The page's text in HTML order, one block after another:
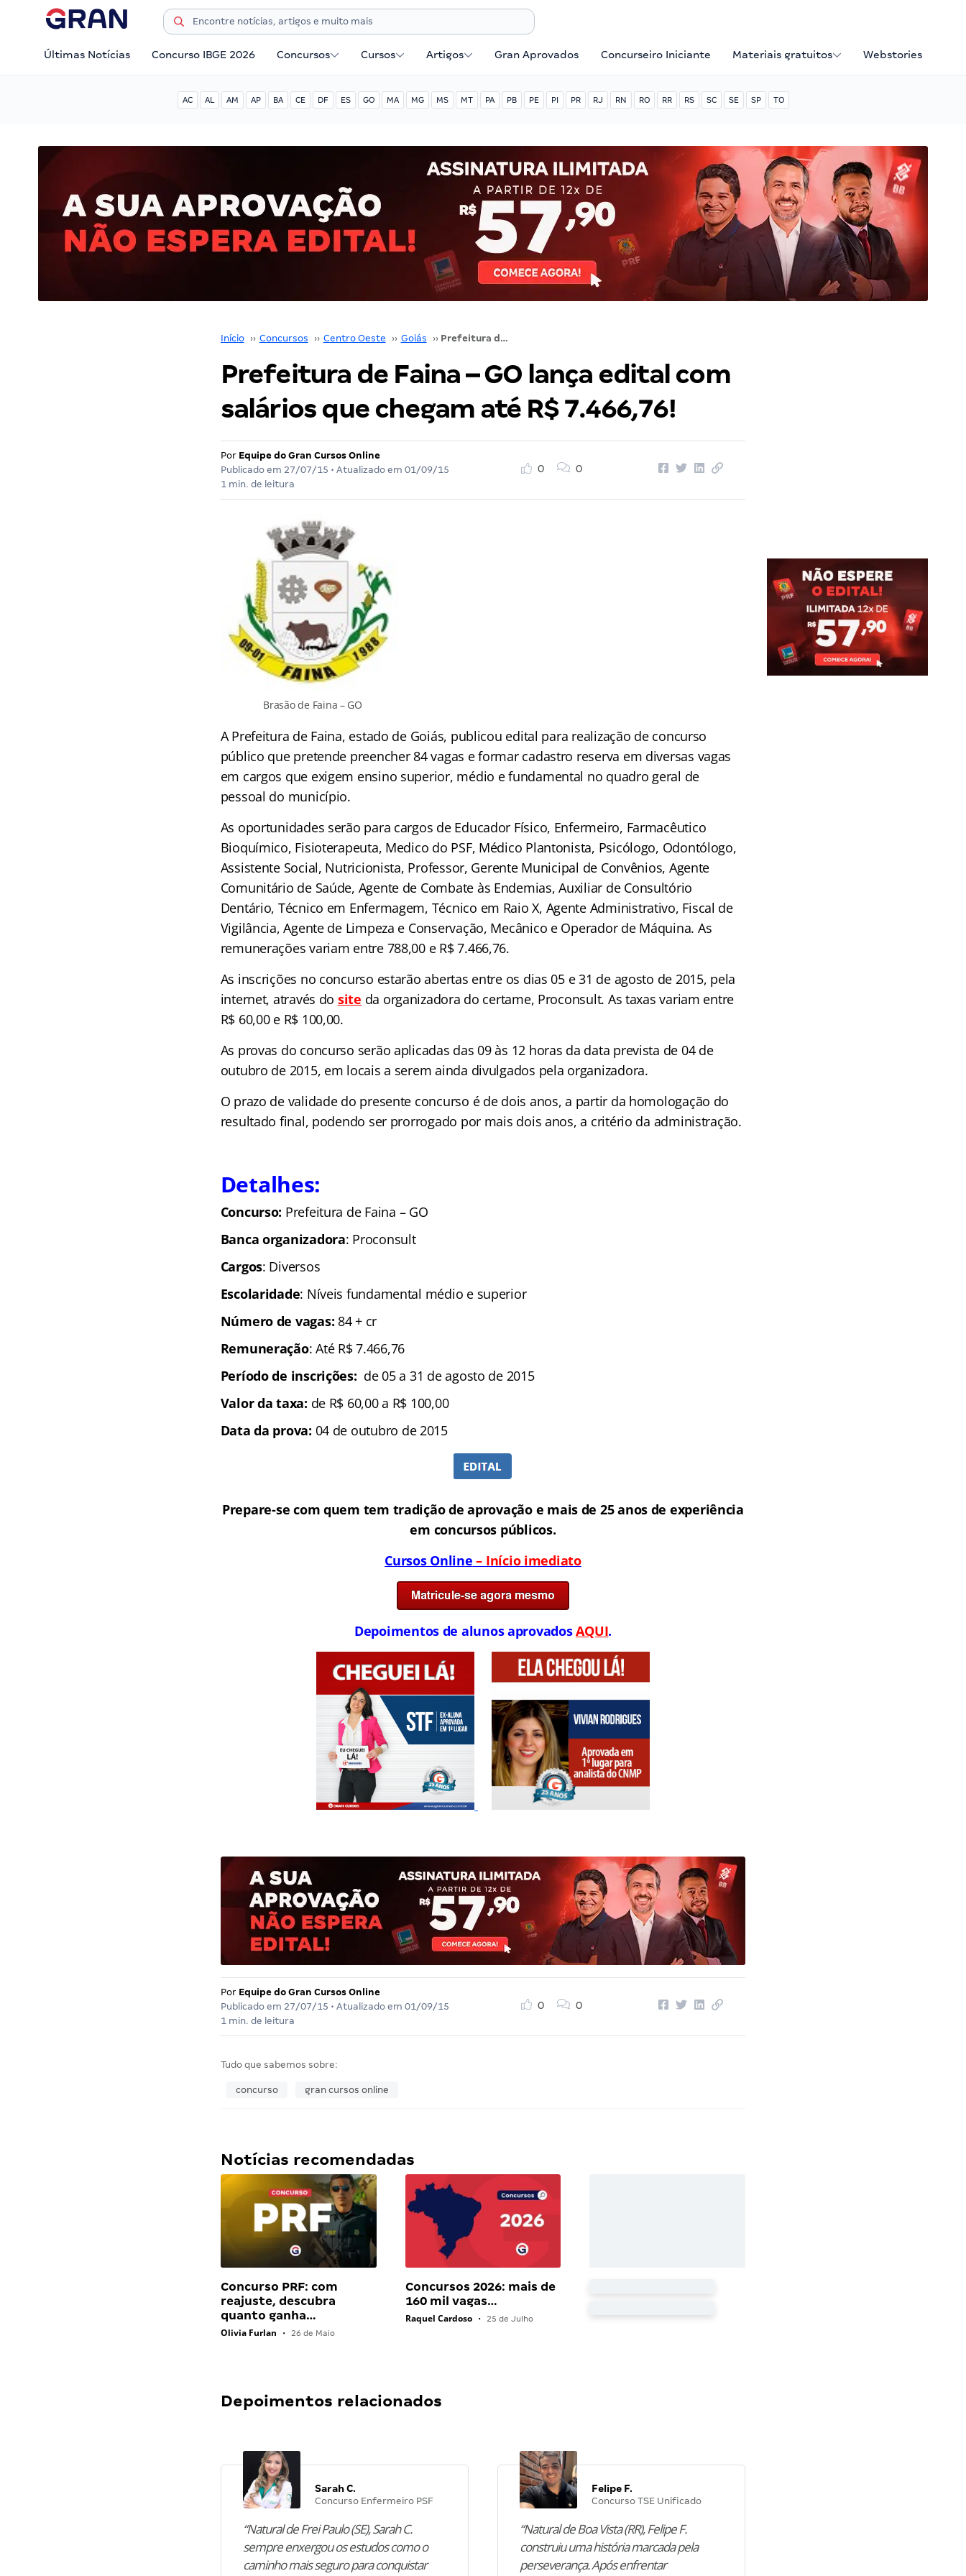
Últimas Notícias Concurso IBGE 2026 Concursos Cursos Artigos Gran Aprovados Concurseiro Iniciante Materiais gratuitos Webstories
AC AL AM AP BA CE DF ES GO MA MG MS MT PA PB PE PI PR RJ RN RO RR RS SC SE SP TO
Início ›› Concursos ›› Centro Oeste ›› Goiás ›› Prefeitura de Faina – GO lança edital com salários que chegam até R$ 7.466,76!
Prefeitura de Faina – GO lança edital com
salários que chegam até R$ 7.466,76!
Por Equipe do Gran Cursos Online
Publicado em 27/07/15 • Atualizado em 01/09/15
1 min. de leitura
0 0
Brasão de Faina – GO
A Prefeitura de Faina, estado de Goiás, publicou edital para realização de concurso
público que pretende preencher 84 vagas e formar cadastro reserva em diversas vagas
em cargos que exigem ensino superior, médio e fundamental no quadro geral de
pessoal do município.
As oportunidades serão para cargos de Educador Físico, Enfermeiro, Farmacêutico
Bioquímico, Fisioterapeuta, Medico do PSF, Médico Plantonista, Psicólogo, Odontólogo,
Assistente Social, Nutricionista, Professor, Gerente Municipal de Convênios, Agente
Comunitário de Saúde, Agente de Combate às Endemias, Auxiliar de Consultório
Dentário, Técnico em Enfermagem, Técnico em Raio X, Agente Administrativo, Fiscal de
Vigilância, Agente de Limpeza e Conservação, Mecânico e Operador de Máquina. As
remunerações variam entre 788,00 e R$ 7.466,76.
As inscrições no concurso estarão abertas entre os dias 05 e 31 de agosto de 2015, pela
internet, através do site da organizadora do certame, Proconsult. As taxas variam entre
R$ 60,00 e R$ 100,00.
As provas do concurso serão aplicadas das 09 às 12 horas da data prevista de 04 de
outubro de 2015, em locais a serem ainda divulgados pela organizadora.
O prazo de validade do presente concurso é de dois anos, a partir da homologação do
resultado final, podendo ser prorrogado por mais dois anos, a critério da administração.
Detalhes:
Concurso: Prefeitura de Faina – GO
Banca organizadora: Proconsult
Cargos: Diversos
Escolaridade: Níveis fundamental médio e superior
Número de vagas: 84 + cr
Remuneração: Até R$ 7.466,76
Período de inscrições: de 05 a 31 de agosto de 2015
Valor da taxa: de R$ 60,00 a R$ 100,00
Data da prova: 04 de outubro de 2015
Prepare-se com quem tem tradição de aprovação e mais de 25 anos de experiência
em concursos públicos.
Cursos Online – Início imediato
Depoimentos de alunos aprovadosAQUI.
Por Equipe do Gran Cursos Online
Publicado em 27/07/15 • Atualizado em 01/09/15
1 min. de leitura
0 0
Tudo que sabemos sobre:
concurso gran cursos online
Notícias recomendadas
Concurso PRF: com
reajuste, descubra
quanto ganha…
Olivia Furlan • 26 de Maio
Concursos 2026: mais de
160 mil vagas…
Raquel Cardoso • 25 de Julho
Depoimentos relacionados
Sarah C.
Concurso Enfermeiro PSF
“Natural de Frei Paulo (SE), Sarah C.
sempre enxergou os estudos como o
caminho mais seguro para conquistar
Felipe F.
Concurso TSE Unificado
“Natural de Boa Vista (RR), Felipe F.
construiu uma história marcada pela
perseverança. Após enfrentar